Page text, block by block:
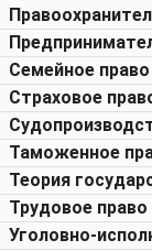
Семейное право
Страховое
Таможенное
Теория
Трудовое право
Уголовно-